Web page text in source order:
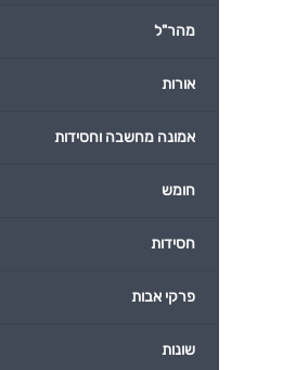
מהר"ל
אורות
אמונה מחשבה וחסידות
חומש
חסידות
פרקי אבות
שונות